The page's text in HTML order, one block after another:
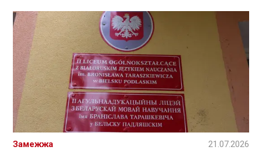
Замежжа 21.07.2026